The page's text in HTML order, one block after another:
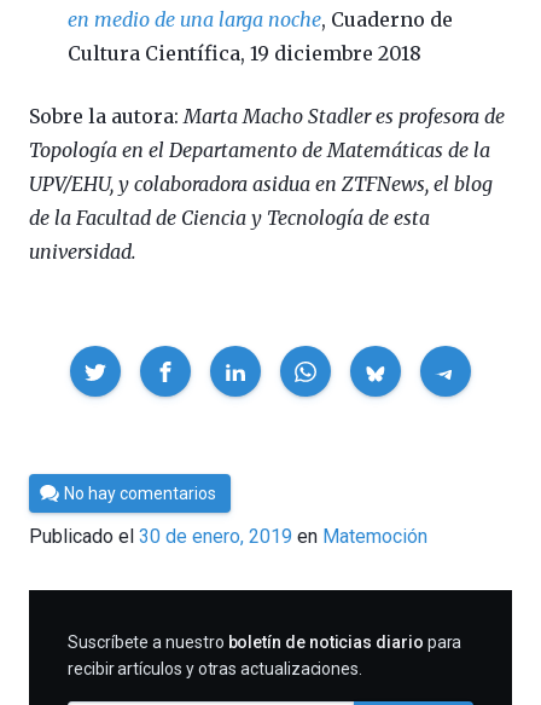
en medio de una larga noche, Cuaderno de
Cultura Científica, 19 diciembre 2018
Sobre la autora:Marta Macho Stadler es profesora de
Topología en el Departamento de Matemáticas de la
UPV/EHU, y colaboradora asidua en ZTFNews, el blog
de la Facultad de Ciencia y Tecnología de esta
universidad.
Compartir
Por
César
Tomé
No hay comentarios
Publicado el 30 de enero, 2019 en Matemoción
SUSCRIBIRME
Suscríbete a nuestro boletín de noticias diario para
recibir artículos y otras actualizaciones.